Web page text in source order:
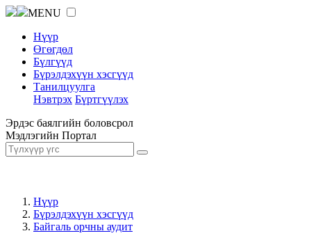
MENU
Нүүр
Өгөгдөл
Бүлгүүд
Бүрэлдэхүүн хэсгүүд
Танилцуулга
Нэвтрэх Бүртгүүлэх
Эрдэс баялгийн боловсрол
Мэдлэгийн Портал
Нүүр
Бүрэлдэхүүн хэсгүүд
Байгаль орчны аудит